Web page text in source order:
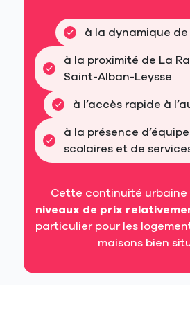
à la dynamique
à la proximité de La
Saint-Alban-Leysse
à l’accès rapide à
à la présence
scolaires et de
Cette continuité urbaine
niveaux de prix
particulier pour les
maisons bien